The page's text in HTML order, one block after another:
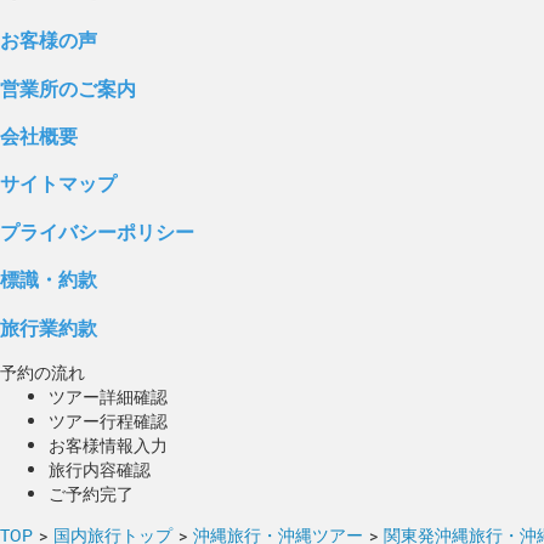
お客様の声
営業所のご案内
会社概要
サイトマップ
プライバシーポリシー
標識・約款
旅行業約款
予約の流れ
ツアー詳細確認
ツアー行程確認
お客様情報入力
旅行内容確認
ご予約完了
TOP > 国内旅行トップ > 沖縄旅行・沖縄ツアー > 関東発沖縄旅行・沖